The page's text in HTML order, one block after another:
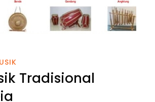
Tradisional